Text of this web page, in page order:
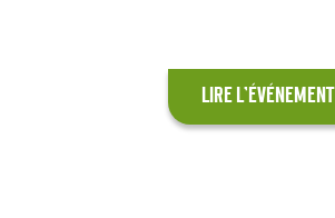
LIRE L'ÉVÉNEMENT